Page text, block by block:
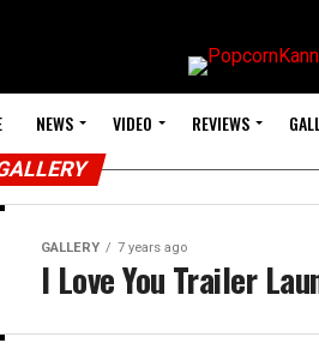
NEWS VIDEO REVIEWS
GALLERY 7 years ago
I Love You Trailer